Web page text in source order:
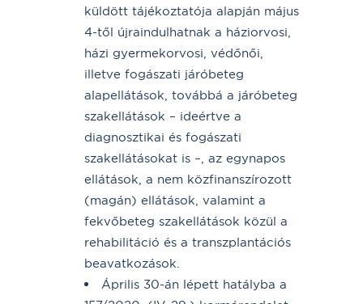
küldött tájékoztatója alapján május
4-től újraindulhatnak a háziorvosi,
házi gyermekorvosi, védőnői,
illetve fogászati járóbeteg
alapellátások, továbbá a járóbeteg
szakellátások – ideértve a
diagnosztikai és fogászati
szakellátásokat is –, az egynapos
ellátások, a nem közfinanszírozott
(magán) ellátások, valamint a
fekvőbeteg szakellátások közül a
rehabilitáció és a transzplantációs
beavatkozások.
Április 30-án lépett hatályba a